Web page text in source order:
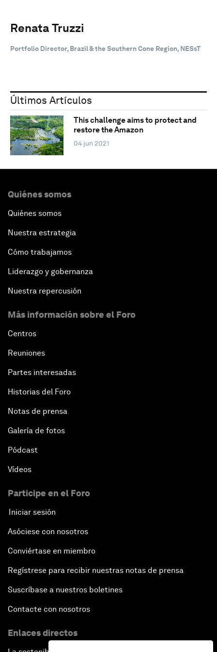
Renata Truzzi
Portfolio Director, Brazil & the Southern Cone Region, NESsT
Últimos Artículos
This challenge aims to protect and
restore the Amazon
04 jun 2021
Quiénes somos
Quiénes somos
Nuestra estrategia
Cómo trabajamos
Liderazgo y gobernanza
Nuestra repercusión
Más información sobre el Foro
Centros
Reuniones
Partes interesadas
Historias del Foro
Notas de prensa
Galería de fotos
Pódcast
Vídeos
Participe en el Foro
Iniciar sesión
Asóciese con nosotros
Conviértase en miembro
Regístrese para recibir nuestras notas de prensa
Suscríbase a nuestros boletines
Contacte con nosotros
Enlaces directos